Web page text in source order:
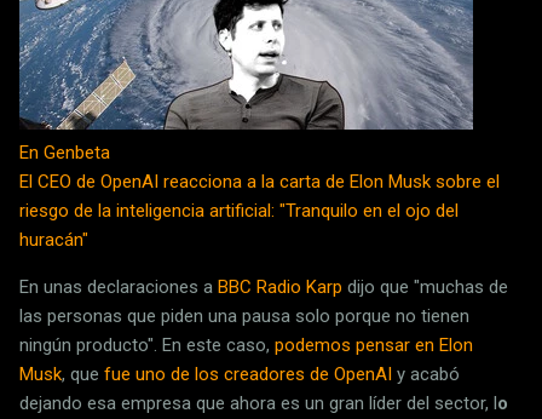
En Genbeta
El CEO de OpenAI reacciona a la carta de Elon Musk sobre el
riesgo de la inteligencia artificial: "Tranquilo en el ojo del
huracán"
En unas declaraciones a BBC Radio Karp dijo que "muchas de
las personas que piden una pausa solo porque no tienen
ningún producto". En este caso, podemos pensar en Elon
Musk, que fue uno de los creadores de OpenAI y acabó
dejando esa empresa que ahora es un gran líder del sector, l o